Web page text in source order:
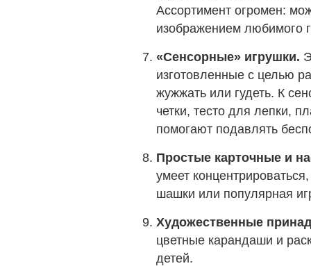
Ассортимент огромен:
изображением любимого
«Сенсорные» игрушки.
изготовленные с целью
жужжать или гудеть. К
четки, тесто для лепки,
помогают подавлять
Простые карточные и
умеет
шашки или популярная
Художественные
цветные карандаши и
детей.